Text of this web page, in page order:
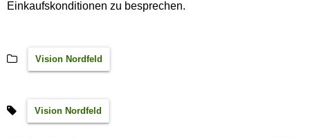
Einkaufskonditionen zu besprechen.
Vision Nordfeld
Vision Nordfeld